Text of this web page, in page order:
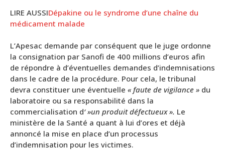
LIRE AUSSIDépakine ou le syndrome d’une chaîne du
médicament malade
L’Apesac demande par conséquent que le juge ordonne
la consignation par Sanofi de 400 millions d’euros afin
de répondre à d’éventuelles demandes d’indemnisations
dans le cadre de la procédure. Pour cela, le tribunal
devra constituer une éventuelle « faute de vigilance » du
laboratoire ou sa responsabilité dans la
commercialisation d‘ »un produit défectueux ». Le
ministère de la Santé a quant à lui d’ores et déjà
annoncé la mise en place d’un processus
d’indemnisation pour les victimes.